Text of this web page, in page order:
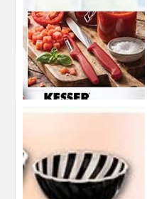
Mutfak Ürünleri
KESSER Bıçak ve
Soyacak Seti
Mutfak Ürünleri